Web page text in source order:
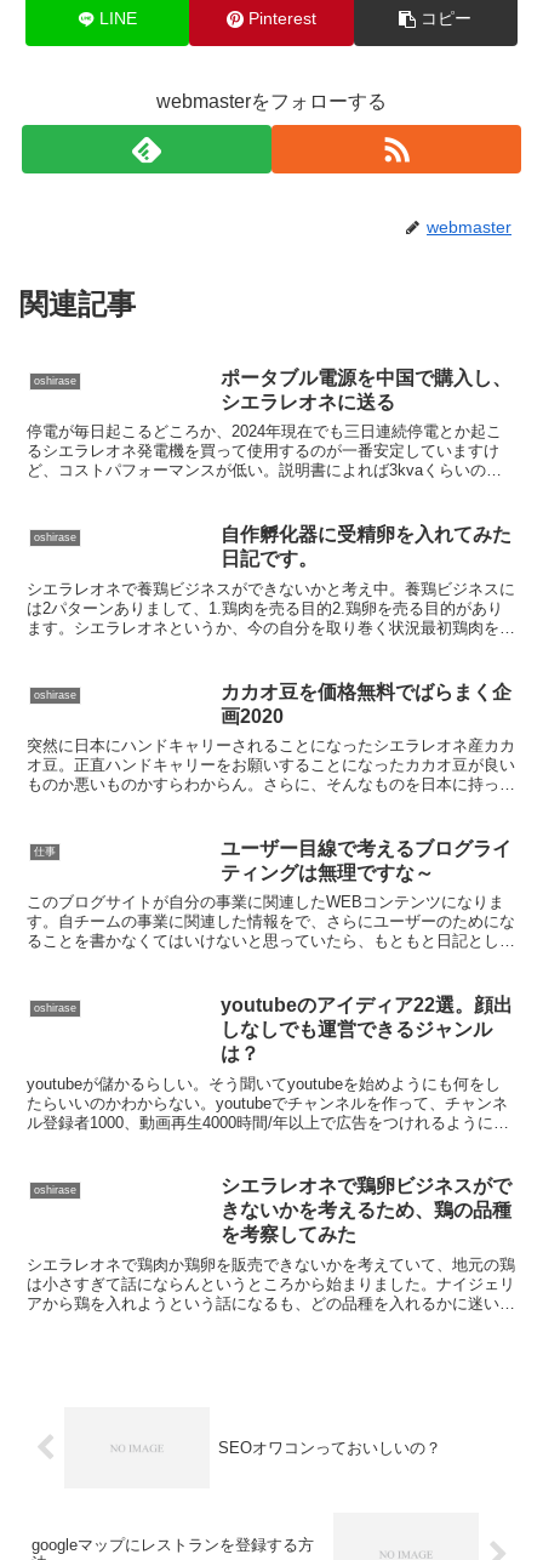
LINE Pinterest コピー
webmasterをフォローする
webmaster
関連記事
oshirase
ポータブル電源を中国で購入し、
シエラレオネに送る
停電が毎日起こるどころか、2024年現在でも三日連続停電とか起こ
るシエラレオネ発電機を買って使用するのが一番安定していますけ
ど、コストパフォーマンスが低い。説明書によれば3kvaくらいの発
oshirase
自作孵化器に受精卵を入れてみた
日記です。
シエラレオネで養鶏ビジネスができないかと考え中。養鶏ビジネスに
は2パターンありまして、1.鶏肉を売る目的2.鶏卵を売る目的があり
ます。シエラレオネというか、今の自分を取り巻く状況最初鶏肉を売
oshirase
カカオ豆を価格無料でばらまく企
画2020
突然に日本にハンドキャリーされることになったシエラレオネ産カカ
オ豆。正直ハンドキャリーをお願いすることになったカカオ豆が良い
ものか悪いものかすらわからん。さらに、そんなものを日本に持って
仕事
ユーザー目線で考えるブログライ
ティングは無理ですな～
このブログサイトが自分の事業に関連したWEBコンテンツになりま
す。自チームの事業に関連した情報をで、さらにユーザーのためにな
ることを書かなくてはいけないと思っていたら、もともと日記として
oshirase
youtubeのアイディア22選。顔出
しなしでも運営できるジャンル
は？
youtubeが儲かるらしい。そう聞いてyoutubeを始めようにも何をし
たらいいのかわからない。youtubeでチャンネルを作って、チャンネ
ル登録者1000、動画再生4000時間/年以上で広告をつけれるようにな
oshirase
シエラレオネで鶏卵ビジネスがで
きないかを考えるため、鶏の品種
を考察してみた
シエラレオネで鶏肉か鶏卵を販売できないかを考えていて、地元の鶏
は小さすぎて話にならんというところから始まりました。ナイジェリ
アから鶏を入れようという話になるも、どの品種を入れるかに迷いま
SEOオワコンっておいしいの？
googleマップにレストランを登録する方